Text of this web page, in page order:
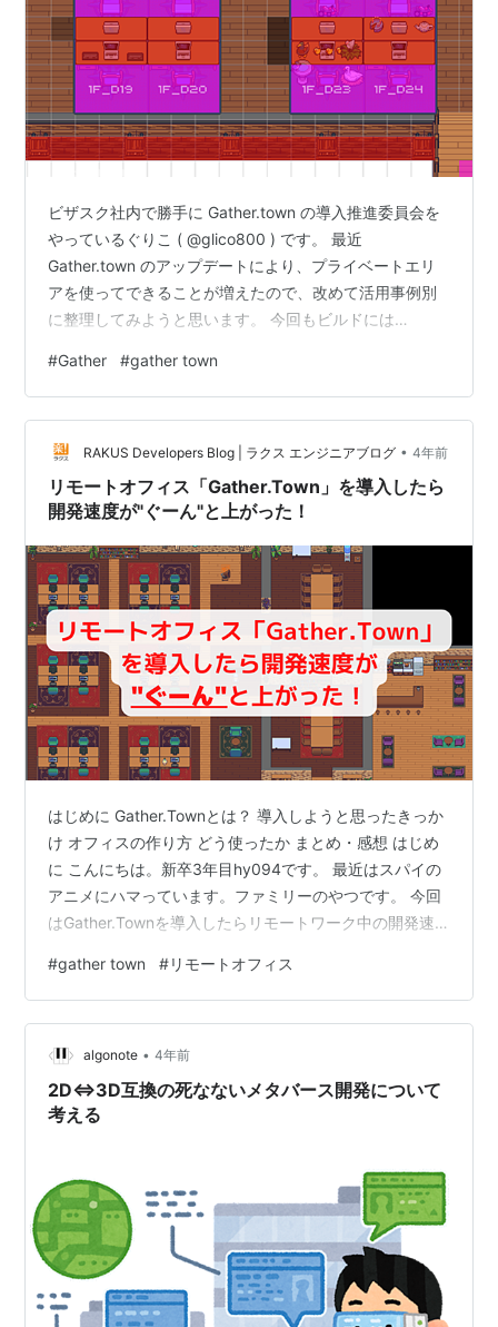
ビザスク社内で勝手に Gather.town の導入推進委員会を
やっているぐりこ ( @glico800 ) です。 最近
Gather.town のアップデートにより、プライベートエリ
アを使ってできることが増えたので、改めて活用事例別
に整理してみようと思います。 今回もビルドには
初級ビルド編 に記載済みなので、そちらをご参照いただ
けると嬉しいです。 ※本記事に書かれている内容は
2022/08/31 時点での仕様に基づいて書かれています。最
新の情報は 公式ページ を参照してください。 Private
Area とは 基本仕様…
#Gather #gather town
RAKUS Developers Blog | ラクス エンジニアブログ • 4年前
リモートオフィス「Gather.Town」を導入したら
開発速度が"ぐーん"と上がった！
はじめに Gather.Townとは？ 導入しようと思ったきっか
け オフィスの作り方 どう使ったか まとめ・感想 はじめ
に こんにちは。新卒3年目hy094です。 最近はスパイの
アニメにハマっています。ファミリーのやつです。 今回
はGather.Townを導入したらリモートワーク中の開発速
でも制限時間が40分になってしまい、代替ツールを探し
ている方もいるかと思いますので、少しでも判断材料に
なれば嬉しいです。
#gather town #リモートオフィス
algonote • 4年前
2D<=>3D互換の死なないメタバース開発について
考える